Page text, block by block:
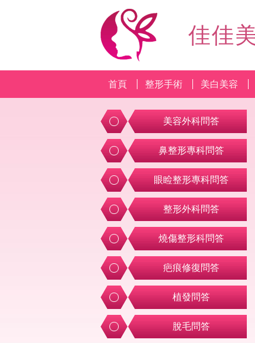
佳佳
首頁 整形手術 美白美容
美容外科問答
鼻整形專科問答
眼睑整形專科問答
整形外科問答
燒傷整形科問答
疤痕修復問答
植發問答
脫毛問答